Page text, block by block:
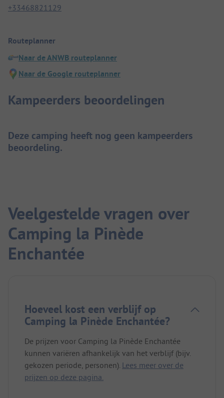
+33468821129
Routeplanner
Naar de ANWB routeplanner
Naar de Google routeplanner
Kampeerders beoordelingen
Deze camping heeft nog geen kampeerders
beoordeling.
Veelgestelde vragen over
Camping la Pinède
Enchantée
Hoeveel kost een verblijf op
Camping la Pinède Enchantée?
De prijzen voor Camping la Pinède Enchantée
kunnen variëren afhankelijk van het verblijf (bijv.
gekozen periode, personen). Lees meer over de
prijzen op deze pagina.